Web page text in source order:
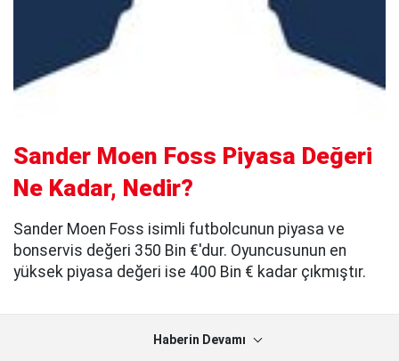
Sander Moen Foss Piyasa Değeri
Ne Kadar, Nedir?
Sander Moen Foss isimli futbolcunun piyasa ve
bonservis değeri 350 Bin €'dur. Oyuncusunun en
yüksek piyasa değeri ise 400 Bin € kadar çıkmıştır.
Haberin Devamı